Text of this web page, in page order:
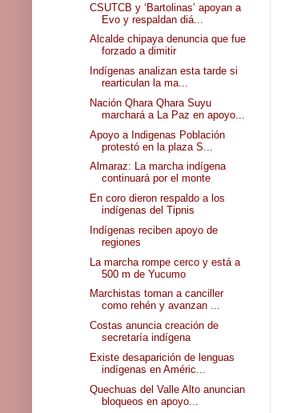
CSUTCB y ‘Bartolinas’ apoyan a
Evo y respaldan diá...
Alcalde chipaya denuncia que fue
forzado a dimitir
Indígenas analizan esta tarde si
rearticulan la ma...
Nación Qhara Qhara Suyu
marchará a La Paz en apoyo...
Apoyo a Indigenas Población
protestó en la plaza S...
Almaraz: La marcha indígena
continuará por el monte
En coro dieron respaldo a los
indígenas del Tipnis
Indígenas reciben apoyo de
regiones
La marcha rompe cerco y está a
500 m de Yucumo
Marchistas toman a canciller
como rehén y avanzan ...
Costas anuncia creación de
secretaría indígena
Existe desaparición de lenguas
indígenas en Améric...
Quechuas del Valle Alto anuncian
bloqueos en apoyo...